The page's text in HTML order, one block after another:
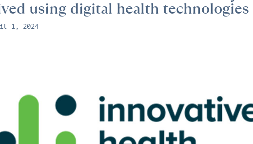
using digital health technologies
1, 2024